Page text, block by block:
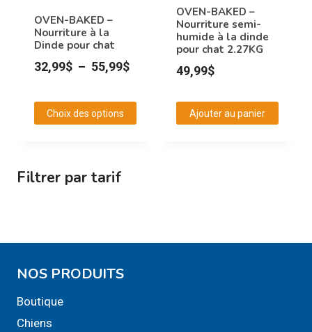
choisies
sur
la
page
produit
OVEN-BAKED –
Nourriture à la
Dinde pour chat
32,99$ – 55,99$Plage
prix :
32,99$
Choix des options
a
plusieurs
options
choisies
sur
OVEN-BAKED –
Nourriture semi-
humide à la dinde
pour chat 2.27KG
49,99$
Ajouter au panier
Filtrer par tarif
NOS PRODUITS
Boutique
Chiens